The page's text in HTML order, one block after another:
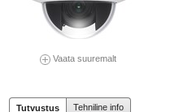
Vaata suuremalt
Tutvustus Tehniline info